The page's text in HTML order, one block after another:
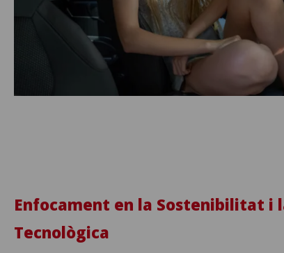
Enfocament en la Sostenibilitat i
Tecnològica